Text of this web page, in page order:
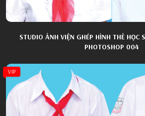
STUDIO ẢNH VIỆN GHÉP HÌNH THẺ HỌC
PHOTOSHOP 004
VIP